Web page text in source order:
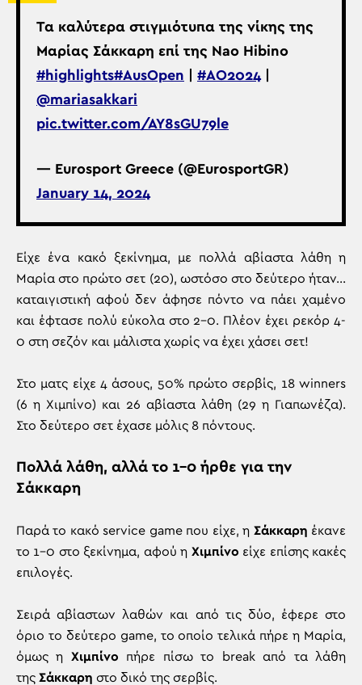
Τα καλύτερα στιγμιότυπα της νίκης της
Μαρίας Σάκκαρη επί της Nao Hibino
#highlights#AusOpen #AO2024|
@mariasakkari
pic.twitter.com/AY8sGU79le
— Eurosport Greece (@EurosportGR)
January 14, 2024
Είχε ένα κακό ξεκίνημα, με πολλά αβίαστα λάθη η
Μαρία στο πρώτο σετ (20), ωστόσο στο δεύτερο ήταν…
καταιγιστική αφού δεν άφησε πόντο να πάει χαμένο
και έφτασε πολύ εύκολα στο 2-0. Πλέον έχει ρεκόρ 4-
0 στη σεζόν και μάλιστα χωρίς να έχει χάσει σετ!
Στο ματς είχε 4 άσους, 50% πρώτο σερβίς, 18 winners
(6 η Χιμπίνο) και 26 αβίαστα λάθη (29 η Γιαπωνέζα).
Στο δεύτερο σετ έχασε μόλις 8 πόντους.
Πολλά λάθη, αλλά το 1-0 ήρθε για την
Σάκκαρη
Παρά το κακό service game που είχε, η Σάκκαρη έκανε
το 1-0 στο ξεκίνημα, αφού η Χιμπίνο είχε επίσης κακές
επιλογές.
Σειρά αβίαστων λαθών και από τις δύο, έφερε στο
όριο το δεύτερο game, το οποίο τελικά πήρε η Μαρία,
όμως η Χιμπίνο πήρε πίσω το break από τα λάθη
της Σάκκαρη στο δικό της σερβίς.